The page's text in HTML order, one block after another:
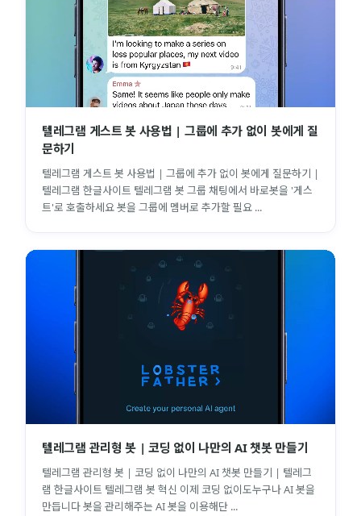
텔레그램 게스트 봇 사용법 | 그룹에 추가 없이 봇에게 질
문하기
텔레그램 게스트 봇 사용법 | 그룹에 추가 없이 봇에게 질문하기 |
텔레그램 한글사이트 텔레그램 봇 그룹 채팅에서 바로봇을 '게스
트'로 호출하세요 봇을 그룹에 멤버로 추가할 필요 ...
텔레그램 관리형 봇 | 코딩 없이 나만의 AI 챗봇 만들기
텔레그램 관리형 봇 | 코딩 없이 나만의 AI 챗봇 만들기 | 텔레그
램 한글사이트 텔레그램 봇 혁신 이제 코딩 없이도누구나 AI 봇을
만듭니다 봇을 관리해주는 AI 봇을 이용해단 ...